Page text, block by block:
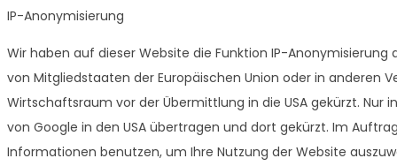
IP-Anonymisierung
Wir haben auf dieser Website die Funktion IP-
von Mitgliedstaaten der Europäischen Union oder in anderen
Wirtschaftsraum vor der Übermittlung in die USA gekürzt. Nur
von Google in den USA übertragen und dort gekürzt. Im
Informationen benutzen, um Ihre Nutzung der Website